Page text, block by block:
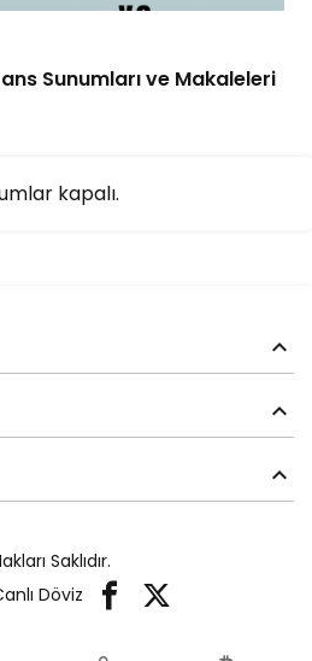
Sunumları ve Makaleleri
kapalı.
Saklıdır.
Döviz